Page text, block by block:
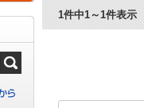
1件中1～1件表示